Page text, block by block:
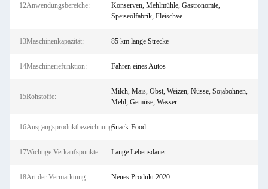
12Anwendungsbereiche:
Konserven, Mehlmühle, Gastronomie,
Speiseölfabrik, Fleischve
13Maschinenkapazität: 85 km lange Strecke
14Maschineriefunktion: Fahren eines Autos
15Rohstoffe:
Milch, Mais, Obst, Weizen, Nüsse, Sojabohnen,
Mehl, Gemüse, Wasser
16Ausgangsproduktbezeichnung:Snack-Food
17Wichtige Verkaufspunkte: Lange Lebensdauer
18Art der Vermarktung: Neues Produkt 2020